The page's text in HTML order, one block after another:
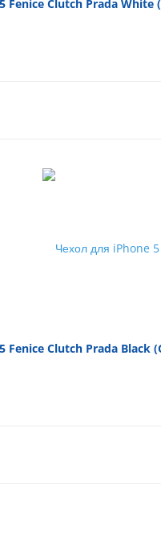
Fenice Clutch Prada White
Fenice Clutch Prada Black